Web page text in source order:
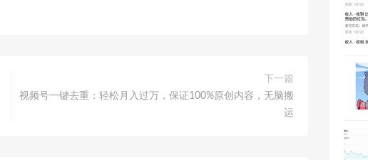
下一篇
视频号一键去重：轻松月入过万，保证100%原创内容，无脑搬
运